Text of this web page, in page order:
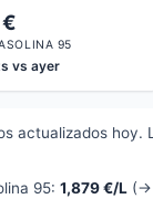
€
95
vs ayer
actualizados hoy.
95: 1,879 €/L (→